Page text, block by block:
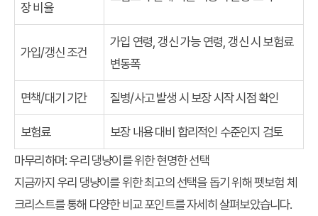
장 비율
가입/갱신 조건
가입 연령, 갱신 가능 연령, 갱신 시 보험료
변동폭
면책/대기 기간 질병/사고 발생 시 보장 시작 시점 확인
보험료
보장 내용 대비 합리적인 수준인지 검토
마무리하며: 우리 댕냥이를 위한 현명한 선택
지금까지 우리 댕냥이를 위한 최고의 선택을 돕기 위해펫보험 체
크리스트를 통해 다양한 비교 포인트를 자세히 살펴보았습니다.